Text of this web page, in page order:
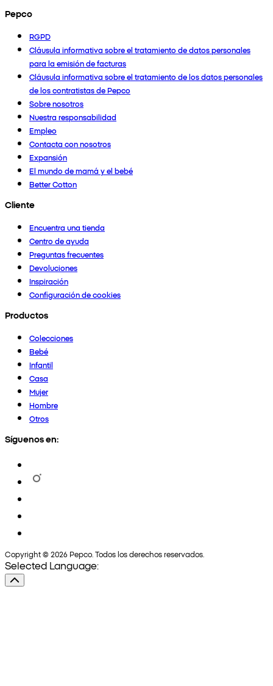
Pepco
RGPD
Cláusula informativa sobre el tratamiento de datos personales
para la emisión de facturas
Cláusula informativa sobre el tratamiento de los datos personales
de los contratistas de Pepco
Sobre nosotros
Nuestra responsabilidad
Empleo
Contacta con nosotros
Expansión
El mundo de mamá y el bebé
Better Cotton
Cliente
Encuentra una tienda
Centro de ayuda
Preguntas frecuentes
Devoluciones
Inspiración
Configuración de cookies
Productos
Colecciones
Bebé
Infantil
Casa
Mujer
Hombre
Otros
Síguenos en:
Copyright © 2026 Pepco. Todos los derechos reservados.
Selected Language: